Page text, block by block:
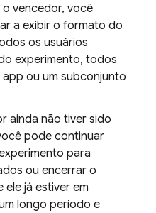
vencedor, você
a exibir o formato do
os usuários
experimento, todos
ou um subconjunto
ainda não tiver sido
pode continuar
para
ou encerrar o
ele já estiver em
longo período e